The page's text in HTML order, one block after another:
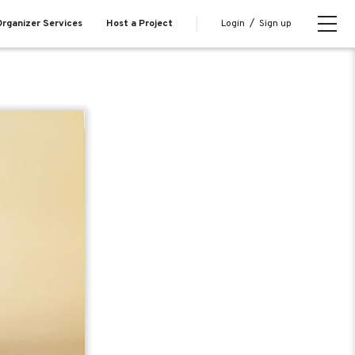
Services Host a Project Login / Sign up